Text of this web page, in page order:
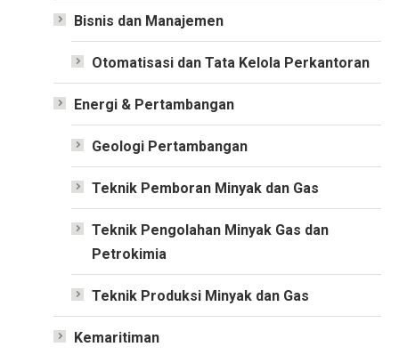
Bisnis dan Manajemen
Otomatisasi dan Tata Kelola Perkantoran
Energi & Pertambangan
Geologi Pertambangan
Teknik Pemboran Minyak dan Gas
Teknik Pengolahan Minyak Gas dan
Petrokimia
Teknik Produksi Minyak dan Gas
Kemaritiman